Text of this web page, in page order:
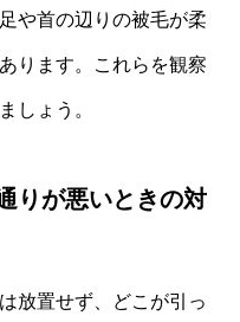
や首の辺りの被毛が柔
ります。これらを観察
しょう。
りが悪いときの対
放置せず、どこが引っ